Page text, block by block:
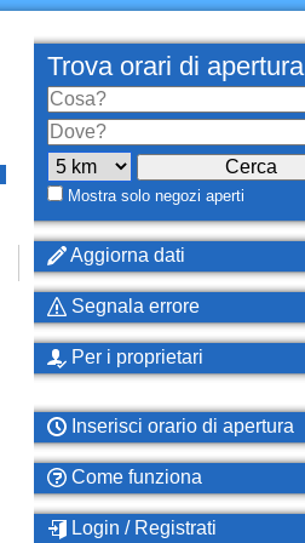
Trova orari di apertura
Mostra solo negozi aperti
Aggiorna dati
Segnala errore
Per i proprietari
Inserisci orario di apertura
Come funziona
Login / Registrati